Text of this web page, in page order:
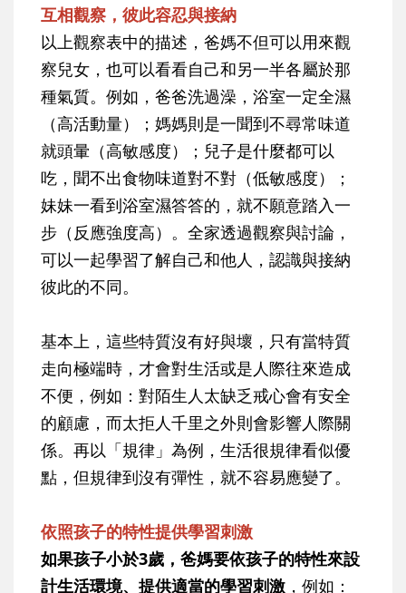
互相觀察，彼此容忍與接納
以上觀察表中的描述，爸媽不但可以用來觀
察兒女，也可以看看自己和另一半各屬於那
種氣質。例如，爸爸洗過澡，浴室一定全濕
（高活動量）；媽媽則是一聞到不尋常味道
就頭暈（高敏感度）；兒子是什麼都可以
吃，聞不出食物味道對不對（低敏感度）；
妹妹一看到浴室濕答答的，就不願意踏入一
步（反應強度高）。全家透過觀察與討論，
可以一起學習了解自己和他人，認識與接納
彼此的不同。
基本上，這些特質沒有好與壞，只有當特質
走向極端時，才會對生活或是人際往來造成
不便，例如：對陌生人太缺乏戒心會有安全
的顧慮，而太拒人千里之外則會影響人際關
係。再以「規律」為例，生活很規律看似優
點，但規律到沒有彈性，就不容易應變了。
依照孩子的特性提供學習刺激
如果孩子小於3歲，爸媽要依孩子的特性來設
計生活環境、提供適當的學習刺激 ，例如：